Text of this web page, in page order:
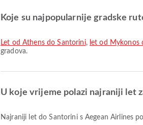
Koje su najpopularnije gradske
let od Athens do Santorini, let od Mykonos
gradova.
U koje vrijeme polazi najraniji let
Najraniji let do Santorini s Aegean Airlines